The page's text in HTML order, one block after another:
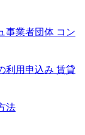
事業者団体 コン
利用申込み 賃貸
法